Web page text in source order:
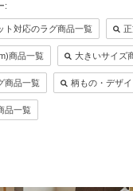
:
ト対応のラグ商品一覧
商品一覧 大きいサイズ
商品一覧 柄もの・デザ
品一覧